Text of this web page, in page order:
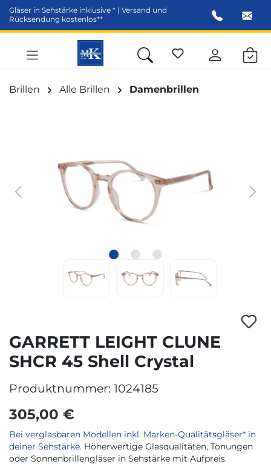
springen
Gläser in Sehstärke inklusive * | Versand und
Rücksendung kostenlos**
Brillen Alle Brillen Damenbrillen
GARRETT LEIGHT CLUNE
SHCR 45 Shell Crystal
Produktnummer: 1024185
305,00 €
Bei verglasbaren Modellen inkl. Marken-Qualitätsgläser* in
deiner Sehstärke. Höherwertige Glasqualitäten, Tönungen
oder Sonnenbrillengläser in Sehstärke mit Aufpreis.